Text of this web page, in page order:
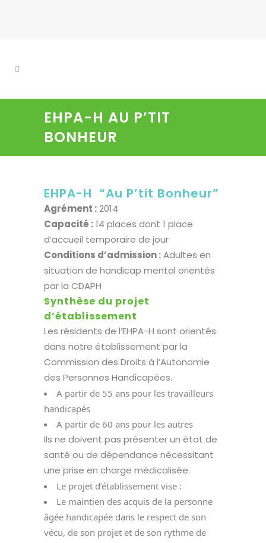
EHPA-H AU P’TIT
BONHEUR
EHPA-H “Au P’tit Bonheur”
Agrément :2014
Capacité :14 places dont 1 place
d’accueil temporaire de jour
Conditions d’admission :Adultes en
situation de handicap mental orientés
par la CDAPH
Synthèse du projet
d’établissement
Les résidents de l’EHPA-H sont orientés
dans notre établissement par la
Commission des Droits à l’Autonomie
des Personnes Handicapées.
A partir de 55 ans pour les travailleurs
handicapés
A partir de 60 ans pour les autres
Ils ne doivent pas présenter un état de
santé ou de dépendance nécessitant
une prise en charge médicalisée.
Le projet d’établissement vise :
Le maintien des acquis de la personne
âgée handicapée dans le respect de son
vécu, de son projet et de son rythme de